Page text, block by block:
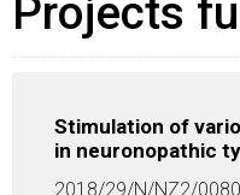
Projects
Stimulation of
in neuronopathic
2018/29/N/NZ2/